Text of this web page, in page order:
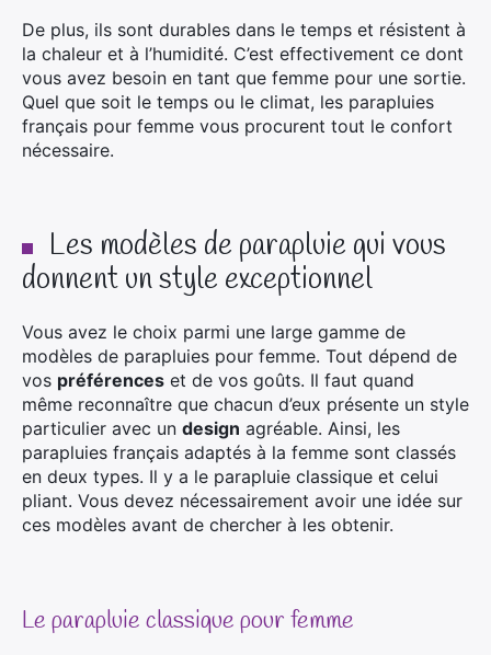
De plus, ils sont durables dans le temps et résistent à
la chaleur et à l’humidité. C’est effectivement ce dont
vous avez besoin en tant que femme pour une sortie.
Quel que soit le temps ou le climat, les parapluies
français pour femme vous procurent tout le confort
nécessaire.
Les modèles de parapluie qui vous
donnent un style exceptionnel
Vous avez le choix parmi une large gamme de
modèles de parapluies pour femme. Tout dépend de
vos préférences et de vos goûts. Il faut quand
même reconnaître que chacun d’eux présente un style
particulier avec un design agréable. Ainsi, les
parapluies français adaptés à la femme sont classés
en deux types. Il y a le parapluie classique et celui
pliant. Vous devez nécessairement avoir une idée sur
ces modèles avant de chercher à les obtenir.
Le parapluie classique pour femme